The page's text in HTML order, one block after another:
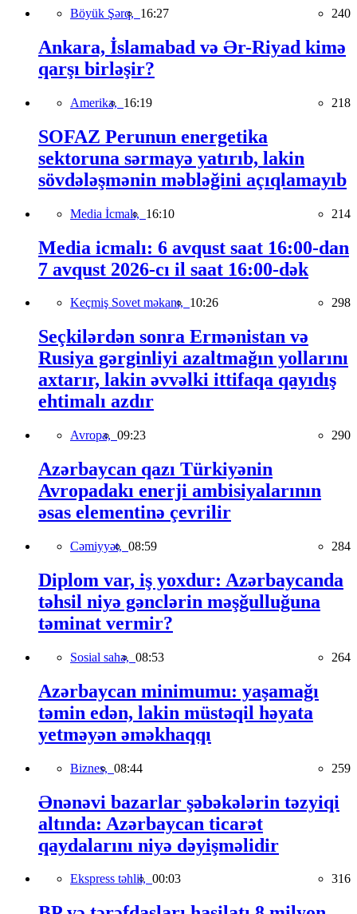
Böyük Şərq, 16:27 240
Ankara, İslamabad və Ər-Riyad kimə
qarşı birləşir?
Amerika, 16:19 218
SOFAZ Perunun energetika
sektoruna sərmayə yatırıb, lakin
sövdələşmənin məbləğini açıqlamayıb
Media İcmalı, 16:10 214
Media icmalı: 6 avqust saat 16:00-dan
7 avqust 2026-cı il saat 16:00-dək
Keçmiş Sovet məkanı, 10:26 298
Seçkilərdən sonra Ermənistan və
Rusiya gərginliyi azaltmağın yollarını
axtarır, lakin əvvəlki ittifaqa qayıdış
ehtimalı azdır
Avropa, 09:23 290
Azərbaycan qazı Türkiyənin
Avropadakı enerji ambisiyalarının
əsas elementinə çevrilir
Cəmiyyət, 08:59 284
Diplom var, iş yoxdur: Azərbaycanda
təhsil niyə gənclərin məşğulluğuna
təminat vermir?
Sosial sahə, 08:53 264
Azərbaycan minimumu: yaşamağı
təmin edən, lakin müstəqil həyata
yetməyən əməkhaqqı
Biznes, 08:44 259
Ənənəvi bazarlar şəbəkələrin təzyiqi
altında: Azərbaycan ticarət
qaydalarını niyə dəyişməlidir
Ekspress təhlil, 00:03 316